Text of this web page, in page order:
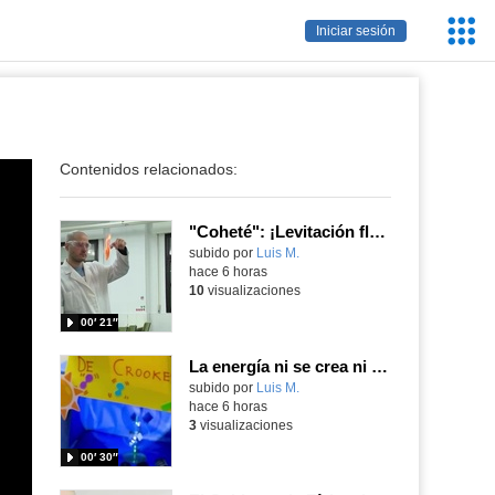
Iniciar sesión
Contenidos relacionados:
"Coheté": ¡Levitación flamígera!
Contenido educativo.
subido por Luis M.
00′ 21″
hace 6 horas
10visualizaciones
La energía ni se crea ni se destruye... ¡se experimenta! El Tierno en la Feria Madrid es Ciencia 2026
Contenido educativo.
subido por Luis M.
00′ 30″
hace 6 horas
3visualizaciones